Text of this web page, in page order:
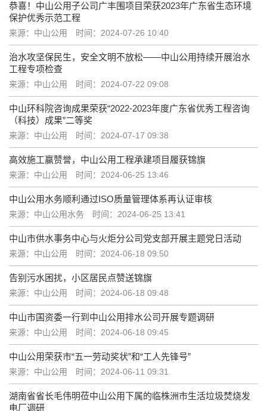
恭喜！中山公用子公司广丰围项目荣获2023年广东省生态环境
保护优秀示范工程
来源：中山公用 时间：2024-07-26 10:40
治水攻坚保民生，安全文明不放松——中山公用持续开展治水
工程专项检查
来源：中山公用 时间：2024-07-22 09:08
中山环科院咨询成果荣获“2022-2023年度广东省优秀工程咨询
（科技）成果”二等奖
来源：中山公用 时间：2024-07-17 09:38
高效施工赢赞誉，中山公用工程承建项目履获锦旗
来源：中山公用 时间：2024-06-25 13:46
中山公用水务顺利通过ISO质量管理体系再认证审核
来源：中山公用水务 时间：2024-06-25 13:41
中山市供水事务中心与火炬分公司党支部开展主题党日活动
来源：中山公用 时间：2024-06-18 09:50
告别污水困扰，小区居民点赞送锦旗
来源：中山公用 时间：2024-06-18 09:48
中山市国资委一行到中山公用排水公司开展专题调研
来源：中山公用 时间：2024-06-18 09:45
中山公用荣获市“五一劳动奖状”和“工人先锋号”
来源：中山公用 时间：2024-06-11 09:31
湖南省省长毛伟明莅中山公用下属的临株洲市生活垃圾焚烧发
电厂调研